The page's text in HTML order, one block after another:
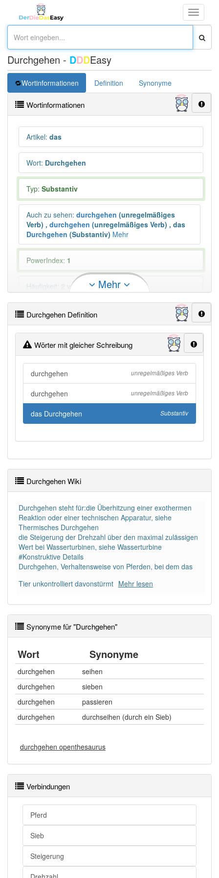
Toggle
Durchgehen - DDDEasy
Wortinformationen Definition Synonyme
Wortinformationen
Artikel: das
Wort: Durchgehen
Typ: Substantiv
Auch zu sehen: durchgehen (unregelmäßiges
Verb) , durchgehen (unregelmäßiges Verb) , das
Durchgehen (Substantiv) Mehr
PowerIndex: 1
Häufigkeit: 2 von 10
Wörter mit Endung-durchgehen
aber mit einem
anderen Artikel: -1
96% unserer Spielapp-Nutzer haben den Artikel
korrekt erraten.
Mehr
Durchgehen Definition
Wörter mit gleicher Schreibung
durchgehen unregelmäßiges Verb
durchgehen unregelmäßiges Verb
das Durchgehen Substantiv
Durchgehen Wiki
Durchgehen steht für:die Überhitzung einer exothermen
Reaktion oder einer technischen Apparatur, siehe
Thermisches Durchgehen
die Steigerung der Drehzahl über den maximal zulässigen
Wert bei Wasserturbinen, siehe Wasserturbine
#Konstruktive Details
Durchgehen, Verhaltensweise von Pferden, bei dem das
Tier unkontrolliert davonstürmt Mehr lesen
Synonyme für "Durchgehen"
Wort Synonyme
durchgehen
seihen
durchgehen
sieben
durchgehen
passieren
durchgehen
durchseihen (durch ein Sieb)
durchgehen openthesaurus
Verbindungen
Pferd
Sieb
Steigerung